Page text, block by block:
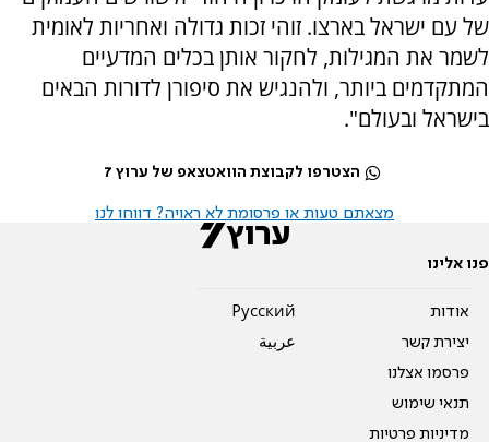
של עם ישראל בארצו. זוהי זכות גדולה ואחריות לאומית
לשמר את המגילות, לחקור אותן בכלים המדעיים
המתקדמים ביותר, ולהנגיש את סיפורן לדורות הבאים
בישראל ובעולם".
הצטרפו לקבוצת הוואטצאפ של ערוץ 7
מצאתם טעות או פרסומת לא ראויה? דווחו לנו
פנו אלינו
אודות
יצירת קשר
פרסמו אצלנו
תנאי שימוש
מדיניות פרטיות
Pусский
عربية